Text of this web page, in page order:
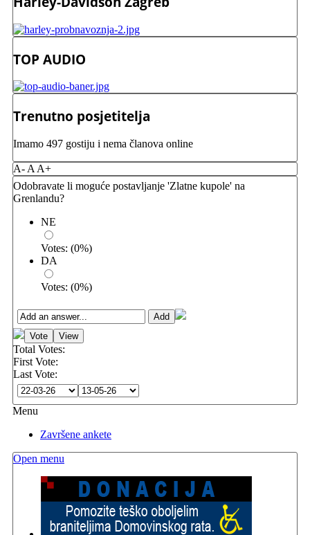
TOP AUDIO
Trenutno posjetitelja
Imamo 497 gostiju i nema članova online
A- A A+
Odobravate li moguće postavljanje 'Zlatne kupole' na
Grenlandu?
NE
Votes: (0%)
DA
Votes: (0%)
Total Votes:
First Vote:
Last Vote:
Menu
Završene ankete
Open menu